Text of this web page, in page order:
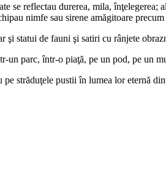
reflectau durerea, mila, înţelegerea;
nimfe sau sirene amăgitoare
statui de fauni şi satiri cu rânjete
un parc, într-o piaţă, pe un pod, pe un
străduţele pustii în lumea lor eternă